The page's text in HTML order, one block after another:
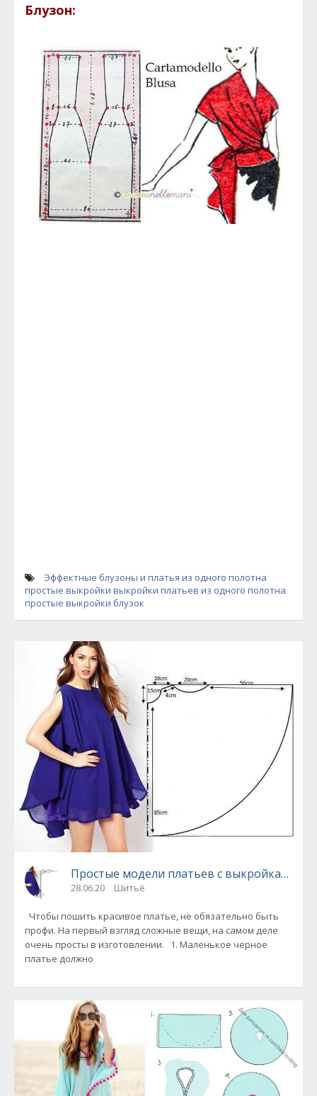
Блузон:
Эффектные блузоны и платья из одного полотна
простые выкройки выкройки платьев из одного полотна
простые выкройки блузок
Простые модели платьев с выкройками
28.06.20 Шитьё
Чтобы пошить красивое платье, не обязательно быть
профи. На первый взгляд сложные вещи, на самом деле
очень просты в изготовлении. 1. Маленькое черное
платье должно